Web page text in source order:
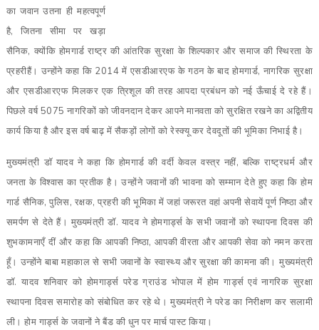
का जवान उतना ही महत्वपूर्ण
है, जितना सीमा पर खड़ा
सैनिक, क्योंकि होमगार्ड राष्ट्र की आंतरिक सुरक्षा के शिल्पकार और समाज की स्थिरता के
प्रहरीहैं। उन्होंने कहा कि 2014 में एसडीआरएफ के गठन के बाद होमगार्ड, नागरिक सुरक्षा
और एसडीआरएफ मिलकर एक त्रिशूल की तरह आपदा प्रबंधन को नई ऊँचाई दे रहे हैं।
पिछले वर्ष 5075 नागरिकों को जीवनदान देकर आपने मानवता को सुरक्षित रखने का अद्वितीय
कार्य किया है और इस वर्ष बाढ़ में सैकड़ों लोगों को रेस्क्यू कर देवदूतों की भूमिका निभाई है।
मुख्यमंत्री डॉ यादव ने कहा कि होमगार्ड की वर्दी केवल वस्त्र नहीं, बल्कि राष्ट्रधर्म और
जनता के विश्वास का प्रतीक है। उन्होंने जवानों की भावना को सम्मान देते हुए कहा कि होम
गार्ड सैनिक, पुलिस, रक्षक, प्रहरी की भूमिका में जहां जरूरत वहां अपनी सेवायें पूर्ण निष्ठा और
समर्पण से देते हैं। मुख्यमंत्री डॉ. यादव ने होमगार्ड्स के सभी जवानों को स्थापना दिवस की
शुभकामनाएँ दीं और कहा कि आपकी निष्ठा, आपकी वीरता और आपकी सेवा को नमन करता
हूँ। उन्होंने बाबा महाकाल से सभी जवानों के स्वास्थ्य और सुरक्षा की कामना की। मुख्यमंत्री
डॉ. यादव शनिवार को होमगार्ड्स परेड ग्राउंड भोपाल में होम गार्ड्स एवं नागरिक सुरक्षा
स्थापना दिवस समारोह को संबोधित कर रहे थे। मुख्यमंत्री ने परेड का निरीक्षण कर सलामी
ली। होम गार्ड्स के जवानों ने बैंड की धुन पर मार्च पास्ट किया।